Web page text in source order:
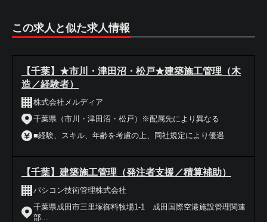
この求人と似た求人情報
【千葉】★市川・津田沼・松戸★建築施工管理（木
造／経験者）
株式会社メルディア
千葉県（市川・津田沼・松戸）※配属先により異なる
■経験、スキル、年齢を考慮の上、同社規定により優遇
【千葉】建築施工管理（発注者支援／積算補助）
パシコン技術管理株式会社
千葉県成田市三里塚御料牧場1-1 成田国際空港施設管理関連
部...